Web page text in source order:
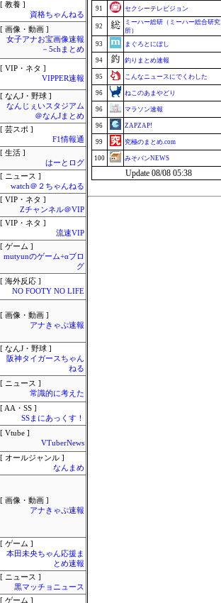
[ 教養 ]
資格ちゃんねる
[ 画像・動画 ]
女子アナお宝画像速報
－5chまとめ
[ VIP・ネタ ]
VIPPER速報
[ なんJ・野球 ]
なんじぇいスタジアム
＠なんJまとめ
[ 芸スポ ]
F1情報通
[ 生活 ]
はーとログ
[ ニュース ]
watch＠２ちゃんねる
[ VIP・ネタ ]
Zチャンネル＠VIP
[ VIP・ネタ ]
流速VIP
[ ゲーム ]
mutyunのゲーム+αブロ
グ
[ 海外反応 ]
NO FOOTY NO LIFE
[ 画像・動画 ]
アナきゃぷ速報
[ なんJ・野球 ]
阪神タイガースちゃん
ねる
[ ニュース ]
常識的に考えた
[ AA・SS ]
SSまにあっくす！
[ Vtube ]
VTuberNews
[ オールジャンル ]
なんまめ
[ 画像・動画 ]
アナきゃぷ速報
[ ゲーム ]
本田未央ちゃん応援ま
とめ速報
[ ニュース ]
黒マッチョニュース
[ ゲーム ]
91 セクシーテレビジョン
92
ミーハー総研（ミーハー総合研究
所）
93
まぐろとにぼし
94 釣りまとめ速報
95 こんなニュースにでくわした
96 ねこのあまやどり
96 マラソン速報
96 ZAPZAP!
99 究極のまとめ.com
100 みそパンNEWS
Update 08/08 05:38